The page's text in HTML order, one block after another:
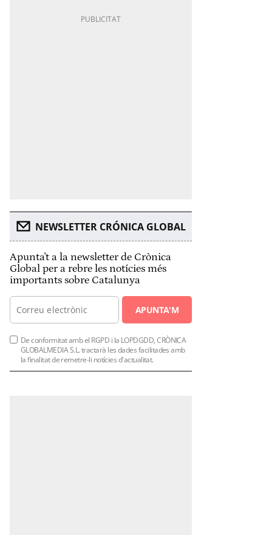
NEWSLETTER CRÓNICA GLOBAL
Apunta't a la newsletter de Crònica
Global per a rebre les notícies més
importants sobre Catalunya
APUNTA'M
De conformitat amb el RGPD i la LOPDGDD, CRÒNICA
GLOBALMEDIA S.L. tractarà les dades facilitades amb
la finalitat de remetre-li notícies d'actualitat.